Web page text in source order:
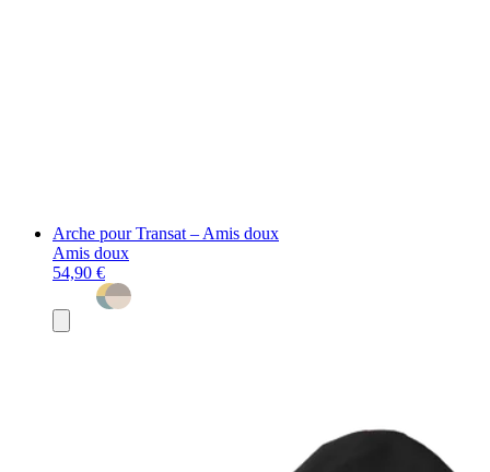
Arche pour Transat – Amis doux
Amis doux
54,90 €
au